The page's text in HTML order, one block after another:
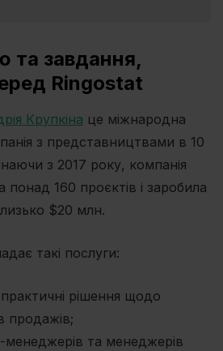
та завдання,
Ringostat
Крупкіна це міжнародна
з представництвами в 10
з 2017 року, компанія
понад 160 проєктів і заробила
$20 млн.
такі послуги:
рішення щодо
продажів;
менеджерів та менеджерів